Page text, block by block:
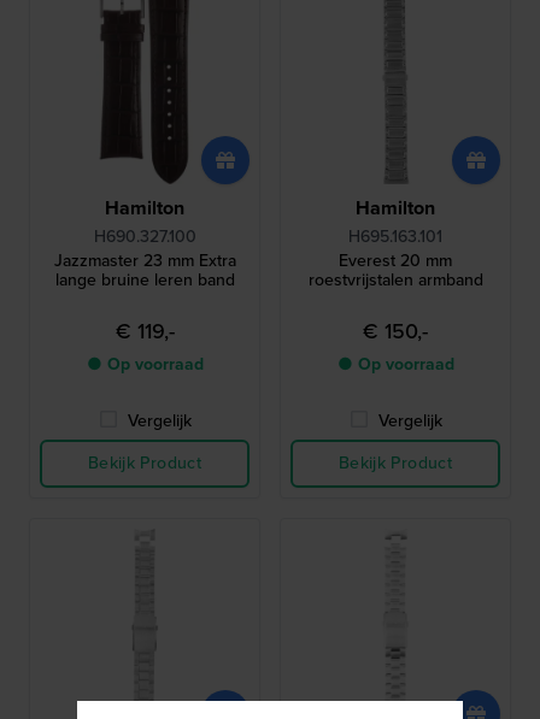
Hamilton
H690.327.100
Jazzmaster 23 mm Extra
lange bruine leren band
€ 119,-
● Op voorraad
Vergelijk
Bekijk Product
Hamilton
H695.163.101
Everest 20 mm
roestvrijstalen armband
€ 150,-
● Op voorraad
Vergelijk
Bekijk Product